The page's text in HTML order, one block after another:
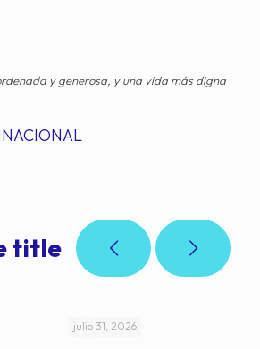
y generosa, y una vida más digna
title
julio 31, 2026